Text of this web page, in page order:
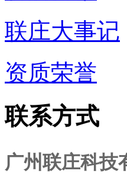
联庄大事记
资质荣誉
联系方式
广州联庄科技